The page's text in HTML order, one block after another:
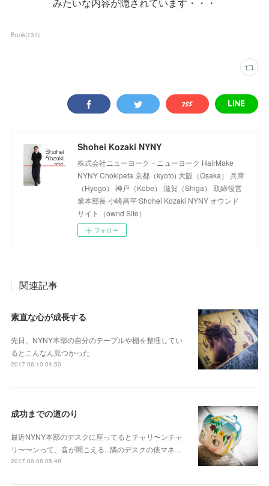
みたいな内容が隠されています・・・
Book(131)
Shohei Kozaki NYNY
株式会社ニューヨーク・ニューヨーク HairMake
NYNY Chokipeta 京都（kyoto) 大阪（Osaka） 兵庫
（Hyogo） 神戸（Kobe） 滋賀（Shiga） 取締役営
業本部長 小崎昌平 Shohei Kozaki NYNY オウンド
サイト（ownd Site）
フォロー
関連記事
素直な心が成長する
先日、NYNY本部の自分のテーブルや棚を整理してい
るとこんなん見つかった
2017.06.10 04:50
成功までの道のり
最近NYNY本部のデスクに座ってるとチャリ〜ンチャ
リ〜〜ンって、音が聞こえる...隣のデスクの俵マネ…
2017.06.08 05:48